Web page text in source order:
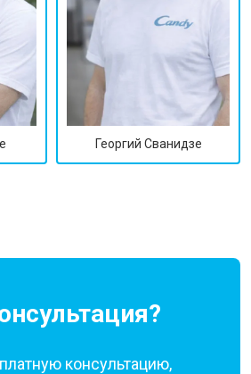
Георгий Сванидзе
консультацию,